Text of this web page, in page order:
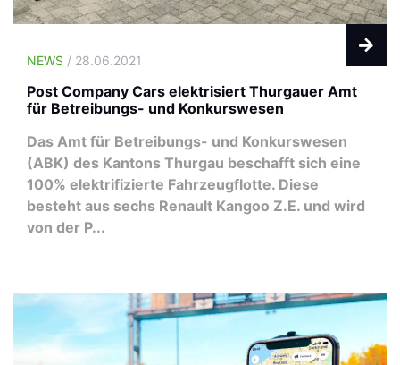
NEWS / 28.06.2021
Post Company Cars elektrisiert Thurgauer Amt
für Betreibungs- und Konkurswesen
Das Amt für Betreibungs- und Konkurswesen
(ABK) des Kantons Thurgau beschafft sich eine
100% elektrifizierte Fahrzeugflotte. Diese
besteht aus sechs Renault Kangoo Z.E. und wird
von der P...